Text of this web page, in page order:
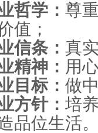
哲学： 尊
值；
信条： 真
精神： 用
目标： 做
方针： 培
品位生活